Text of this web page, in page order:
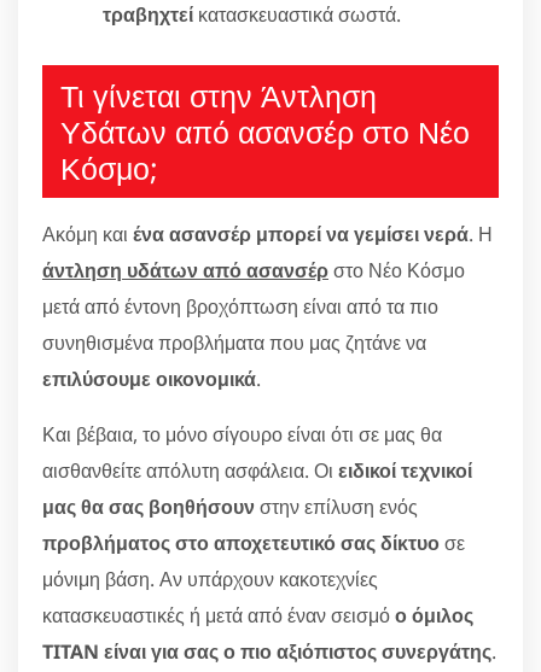
τραβηχτεί κατασκευαστικά σωστά.
Τι γίνεται στην Άντληση
Υδάτων από ασανσέρ στο Νέο
Κόσμο;
Ακόμη και ένα ασανσέρ μπορεί να γεμίσει νερά. Η
άντληση υδάτων από ασανσέρστο Νέο Κόσμο
μετά από έντονη βροχόπτωση είναι από τα πιο
συνηθισμένα προβλήματα που μας ζητάνε να
επιλύσουμε οικονομικά.
Και βέβαια, το μόνο σίγουρο είναι ότι σε μας θα
αισθανθείτε απόλυτη ασφάλεια. Οι ειδικοί τεχνικοί
μας θα σας βοηθήσουνστην επίλυση ενός
προβλήματος στο αποχετευτικό σας δίκτυοσε
μόνιμη βάση. Αν υπάρχουν κακοτεχνίες
κατασκευαστικές ή μετά από έναν σεισμόο όμιλος
TITAN είναι για σας ο πιο αξιόπιστος συνεργάτης.